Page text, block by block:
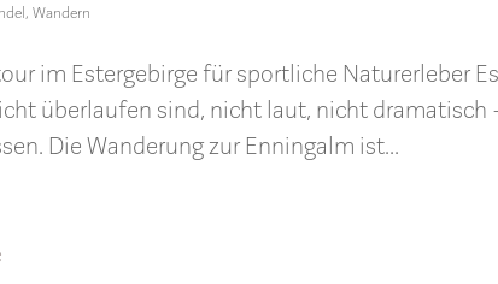
,Wandern
im Estergebirge für sportliche Naturerleber Es
überlaufen sind, nicht laut, nicht dramatisch
Die Wanderung zur Enningalm ist...